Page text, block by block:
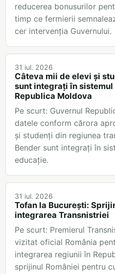
reducerea bonusurilor
timp ce fermierii
cer intervenția Guvernului.
31 iul. 2026
Câteva mii de elevi și
sunt integrați în
Republica Moldova
Pe scurt: Guvernul
datele conform cărora
și studenți din regiunea
Bender sunt integrați în
educație.
31 iul. 2026
Tofan la București:
integrarea Transnistriei
Pe scurt: Premierul
vizitat oficial România
integrarea regiunii în
sprijinul României pentru